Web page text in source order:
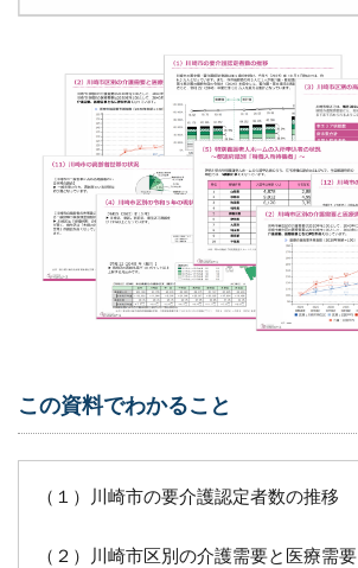
この資料でわかること
（１）川崎市の要介護認定者数の推移
（２）川崎市区別の介護需要と医療需要